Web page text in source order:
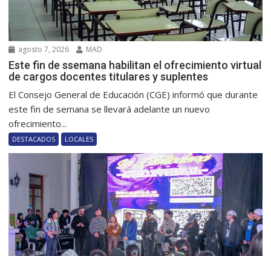
agosto 7, 2026 MAD
Este fin de ssemana habilitan el ofrecimiento virtual
de cargos docentes titulares y suplentes
El Consejo General de Educación (CGE) informó que durante
este fin de semana se llevará adelante un nuevo
ofrecimiento...
DESTACADOS LOCALES